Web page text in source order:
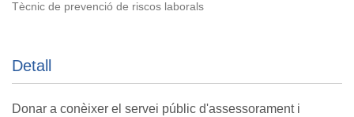
Tècnic de prevenció de riscos laborals
Detall
Donar a conèixer el servei públic d'assessorament i